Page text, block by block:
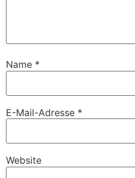
Name *
E-Mail-Adresse *
Website